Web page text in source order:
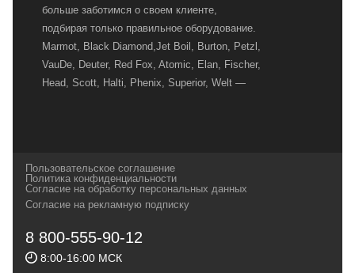
больше заботимся о своем клиенте,
подбирая только правильное оборудование.
Marmot, Black Diamond,Jet Boil, Burton, Petzl,
VauDe, Deuter, Red Fox, Atomic, Elan, Fischer,
Head, Scott, Halti, Phenix, Superior, Welt —
и взыскательных путешественников,
спортсменов и отдыхающих.
Геннадьевич
ИНН 590300057023 ОГРН 304590319000121
Пользовательское соглашение
Политика конфиденциальности
Согласие на обработку персональных данных
Согласие на рекламную подписку
8 800-555-90-12
8:00-16:00 МСК